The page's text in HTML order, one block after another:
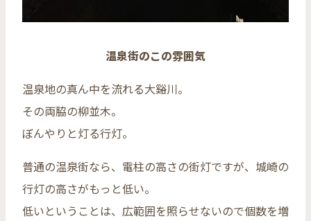
温泉街のこの雰囲気
温泉地の真ん中を流れる大谿川。
その両脇の柳並木。
ぼんやりと灯る行灯。
普通の温泉街なら、電柱の高さの街灯ですが、城崎の
行灯の高さがもっと低い。
低いということは、広範囲を照らせないので個数を増